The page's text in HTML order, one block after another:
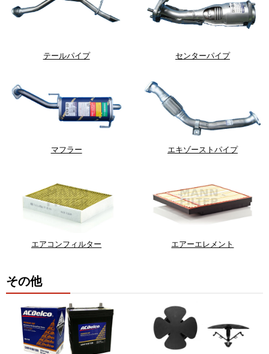
テールパイプ センターパイプ
マフラー エキゾーストパイプ
エアコンフィルター エアーエレメント
その他